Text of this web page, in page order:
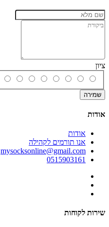
ציון
שמירה
אודות
אודות
אנו תורמים לקהילה
mysocksonline@gmail.com
0515903161
שירות לקוחות